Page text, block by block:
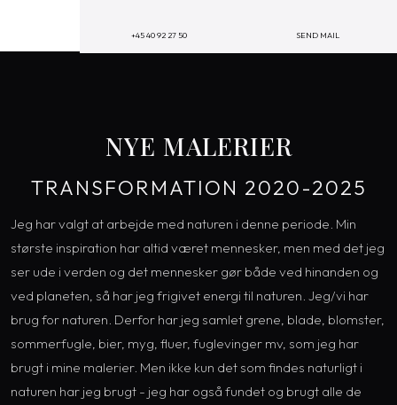
+45 40 92 27 50 SEND MAIL
NYE MALERIER
TRANSFORMATION 2020-2025
Jeg har valgt at arbejde med naturen i denne periode. Min
største inspiration har altid været mennesker, men med det jeg
ser ude i verden og det mennesker gør både ved hinanden og
ved planeten, så har jeg frigivet energi til naturen. Jeg/vi har
brug for naturen. Derfor har jeg samlet grene, blade, blomster,
sommerfugle, bier, myg, fluer, fuglevinger mv, som jeg har ​
brugt i mine malerier. Men ikke kun det som findes naturligt i
naturen har jeg brugt - jeg har også fundet og brugt alle de